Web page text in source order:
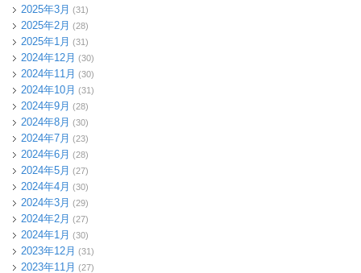
2025年3月 (31)
2025年2月 (28)
2025年1月 (31)
2024年12月 (30)
2024年11月 (30)
2024年10月 (31)
2024年9月 (28)
2024年8月 (30)
2024年7月 (23)
2024年6月 (28)
2024年5月 (27)
2024年4月 (30)
2024年3月 (29)
2024年2月 (27)
2024年1月 (30)
2023年12月 (31)
2023年11月 (27)